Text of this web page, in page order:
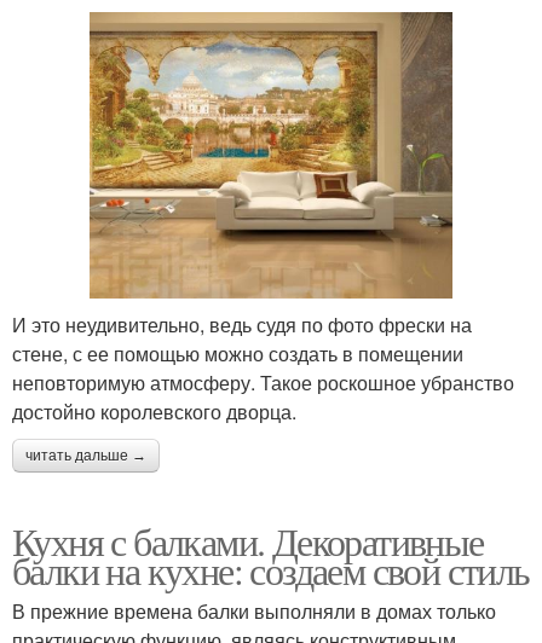
И это неудивительно, ведь судя по фото фрески на
стене, с ее помощью можно создать в помещении
неповторимую атмосферу. Такое роскошное убранство
достойно королевского дворца.
читать дальше →
Кухня с балками. Декоративные
балки на кухне: создаем свой стиль
В прежние времена балки выполняли в домах только